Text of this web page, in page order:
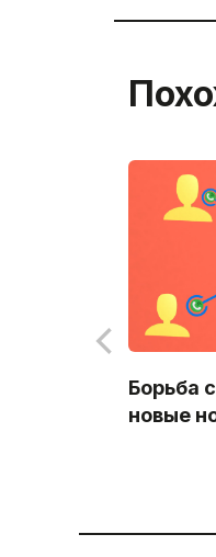
Борьба
новые